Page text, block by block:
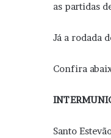
as partidas
Já a rodada
Confira
Santo